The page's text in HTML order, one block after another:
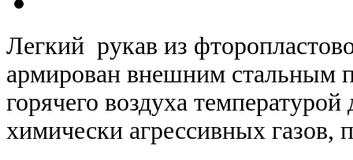
Легкий рукав из
армирован внешним стальным
горячего воздуха
химически агрессивных газов,